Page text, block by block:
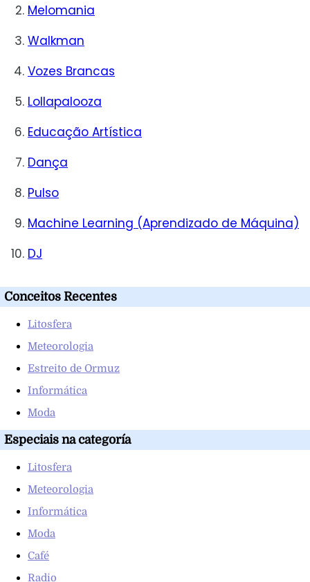
Melomania
Walkman
Vozes Brancas
Lollapalooza
Educação Artística
Dança
Pulso
Machine Learning (Aprendizado de Máquina)
DJ
Conceitos Recentes
Litosfera
Meteorologia
Estreito de Ormuz
Informática
Moda
Especiais na categoría
Litosfera
Meteorologia
Informática
Moda
Café
Radio